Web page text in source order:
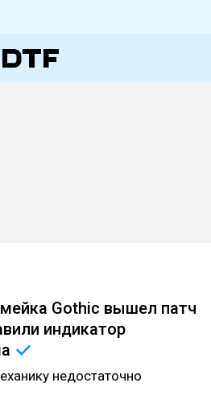
Gothic вышел патч
индикатор
недостаточно